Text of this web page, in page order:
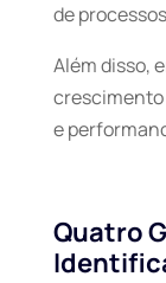
de
Além disso,
e
Quatro